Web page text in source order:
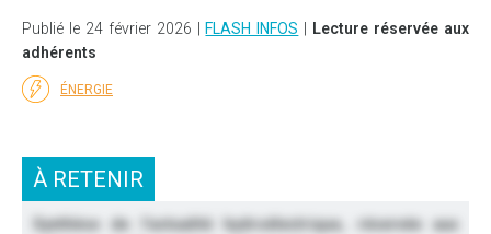
Publié le 24 février 2026 | FLASH INFOS
Lecture réservée aux
adhérents
ÉNERGIE
À RETENIR
Synthèse de l’actualité hydroélectrique, réservée aux